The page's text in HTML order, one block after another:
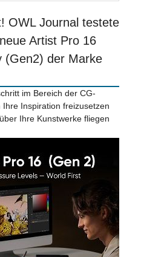
OWL Journal testete
Artist Pro 16
(Gen2) der Marke
im Bereich der CG-
Ihre Inspiration freizusetzen
Ihre Kunstwerke fliegen